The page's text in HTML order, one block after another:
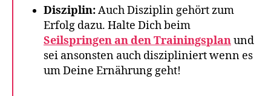
Disziplin:Auch Disziplin gehört zum
Erfolg dazu. Halte Dich beim
Seilspringen an den Trainingsplanund
sei ansonsten auch diszipliniert wenn es
um Deine Ernährung geht!